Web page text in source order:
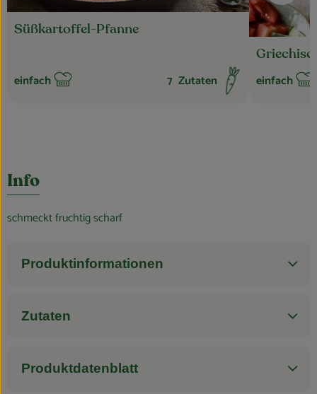
Süßkartoffel-Pfanne
Schwierigkeit:
einfach 7 Zutaten einfach
Info
schmeckt fruchtig scharf
Produktinformationen
Zutaten
Produktdatenblatt